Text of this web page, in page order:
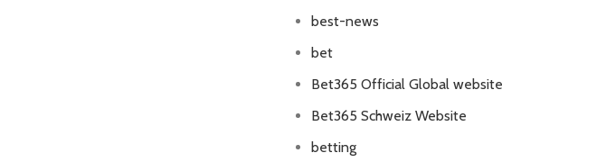
best-news
bet
Bet365 Official Global website
Bet365 Schweiz Website
betting